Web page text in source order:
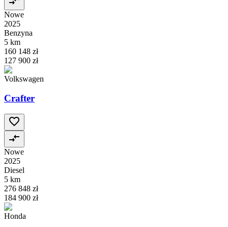
Nowe
2025
Benzyna
5 km
160 148 zł
127 900 zł
Volkswagen
Crafter
Nowe
2025
Diesel
5 km
276 848 zł
184 900 zł
Honda